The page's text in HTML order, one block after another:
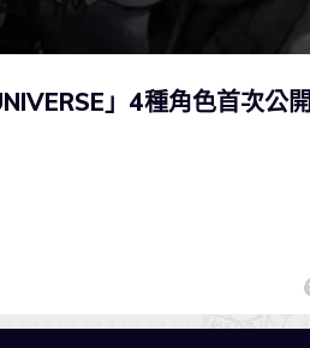
」4種角色首次公開